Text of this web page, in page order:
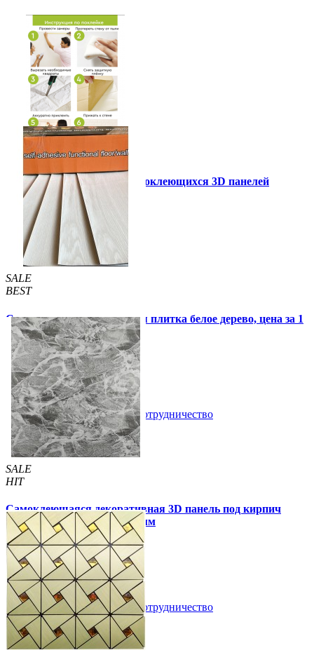
Инструкция установки самоклеющихся 3D панелей
Другие так же купили
SALE
BEST
Самоклеящаяся виниловая плитка белое дерево, цена за 1
шт. (СВП-015)
57 грн. 115 грн.
Купить В закладки Сотрудничество
SALE
HIT
Самоклеющаяся декоративная 3D панель под кирпич
черный мрамор 700x770x3мм
59 грн./шт 160 грн./шт
Купить В закладки Сотрудничество